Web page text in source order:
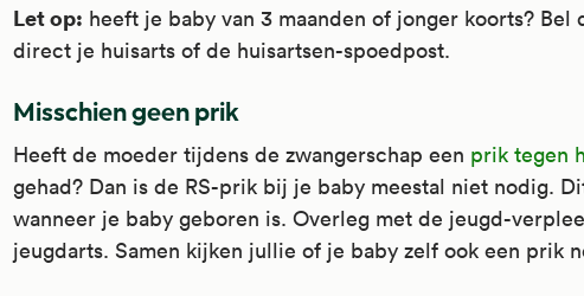
Let op: heeft je baby van 3 maanden of jonger koorts? Bel
direct je huisarts of de huisartsen-spoedpost.
Misschien geen prik
Heeft de moeder tijdens de zwangerschap een prik tegen
gehad? Dan is de RS-prik bij je baby meestal niet nodig.
wanneer je baby geboren is. Overleg met de jeugd-
jeugdarts. Samen kijken jullie of je baby zelf ook een prik